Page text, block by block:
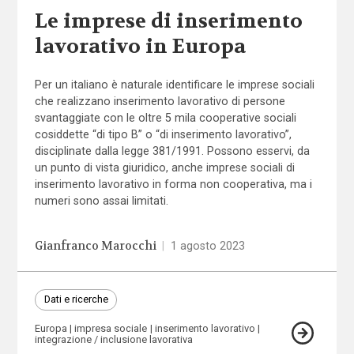
Le imprese di inserimento
lavorativo in Europa
Per un italiano è naturale identificare le imprese sociali
che realizzano inserimento lavorativo di persone
svantaggiate con le oltre 5 mila cooperative sociali
cosiddette “di tipo B” o “di inserimento lavorativo”,
disciplinate dalla legge 381/1991. Possono esservi, da
un punto di vista giuridico, anche imprese sociali di
inserimento lavorativo in forma non cooperativa, ma i
numeri sono assai limitati.
Gianfranco Marocchi 1 agosto 2023
Dati e ricerche
Europa impresa sociale
inserimento lavorativo
integrazione / inclusione lavorativa